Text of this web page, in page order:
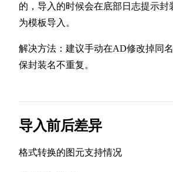
的，导入的时候会在底部日志提示
为模板导入。
解决方法：建议手动在AD修改掉同
保封装名不重复。
导入前后差异
格式转换的图元支持情况